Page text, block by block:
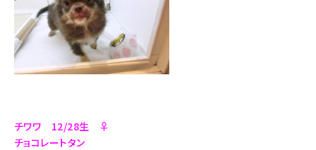
チワワ 12/28生 ♀
チョコレートタン